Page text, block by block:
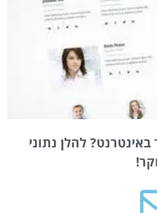
להלן נתוני